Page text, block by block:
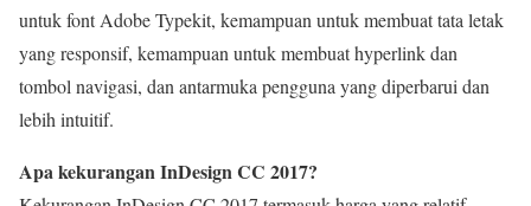
untuk font Adobe Typekit, kemampuan untuk membuat tata letak
yang responsif, kemampuan untuk membuat hyperlink dan
tombol navigasi, dan antarmuka pengguna yang diperbarui dan
lebih intuitif.
Apa kekurangan InDesign CC 2017?